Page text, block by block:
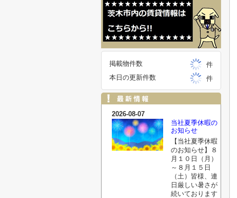
掲載物件数
件
本日の更新件数
件
2026-08-07
当社夏季休暇の
お知らせ
【当社夏季休暇
のお知らせ】８
月１０日（月）
～８月１５日
（土）皆様、連
日厳しい暑さが
続いております